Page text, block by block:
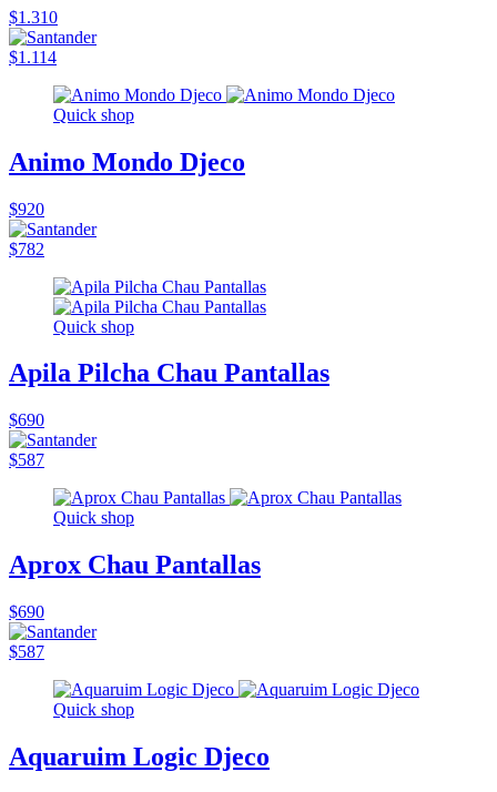
$1.310
$1.114
Quick shop
Animo Mondo Djeco
$920
$782
Quick shop
Apila Pilcha Chau Pantallas
$690
$587
Quick shop
Aprox Chau Pantallas
$690
$587
Quick shop
Aquaruim Logic Djeco